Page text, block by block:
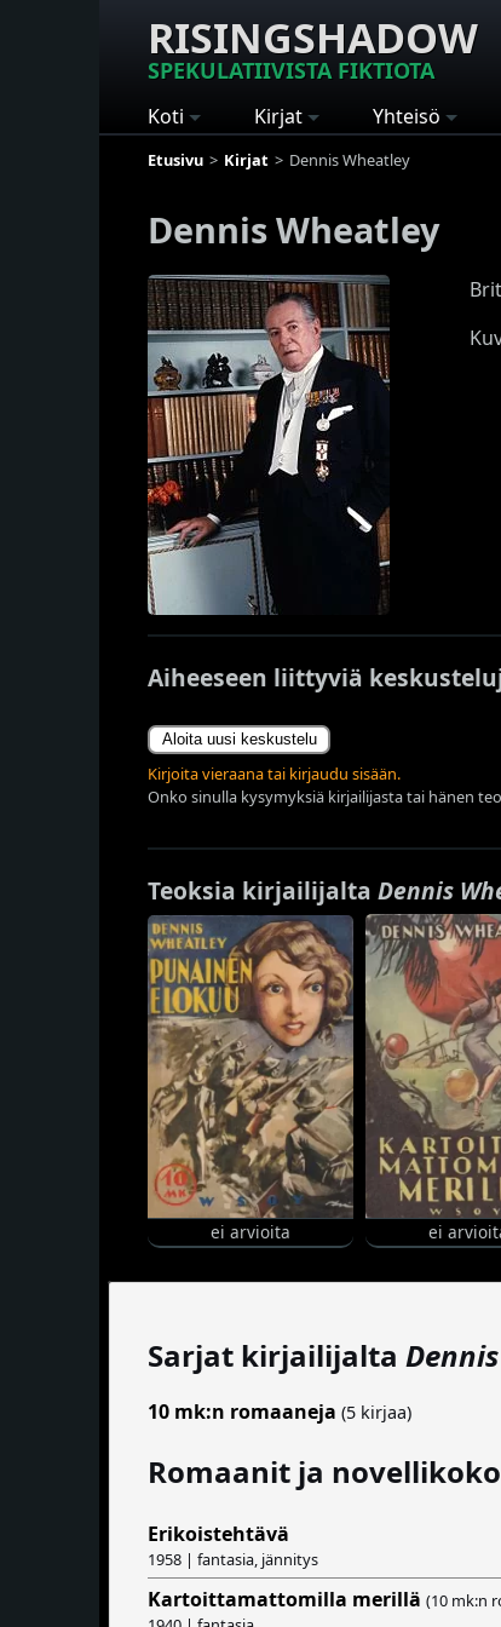
RISINGSHADOW
SPEKULATIIVISTA FIKTIOTA
Koti Kirjat Yhteisö
Etusivu Kirjat Dennis Wheatley
Dennis Wheatley
Aiheeseen liittyviä
Aloita uusi keskustelu
Kirjoita vieraana tai kirjaudu sisään.
Onko sinulla kysymyksiä kirjailijasta tai hänen
Teoksia kirjailijalta Dennis
ei arvioita ei
Sarjat kirjailijalta
10 mk:n romaaneja (5 kirjaa)
Romaanit ja
Erikoistehtävä
1958 | fantasia, jännitys
Kartoittamattomilla merillä (10 mk:n